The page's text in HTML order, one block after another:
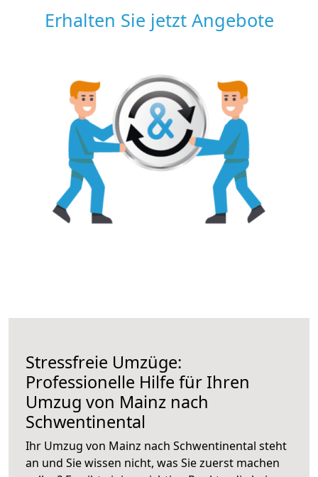
Erhalten Sie jetzt Angebote
Stressfreie Umzüge:
Professionelle Hilfe für Ihren
Umzug von Mainz nach
Schwentinental
Ihr Umzug von Mainz nach Schwentinental steht
an und Sie wissen nicht, was Sie zuerst machen